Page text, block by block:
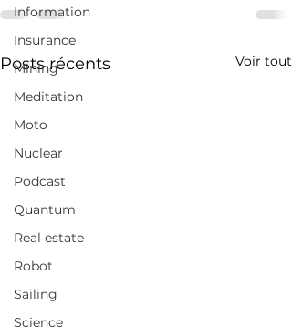
Information
Insurance
Mining
Meditation
Moto
Nuclear
Podcast
Quantum
Real estate
Robot
Sailing
Science
Posts récents Voir tout